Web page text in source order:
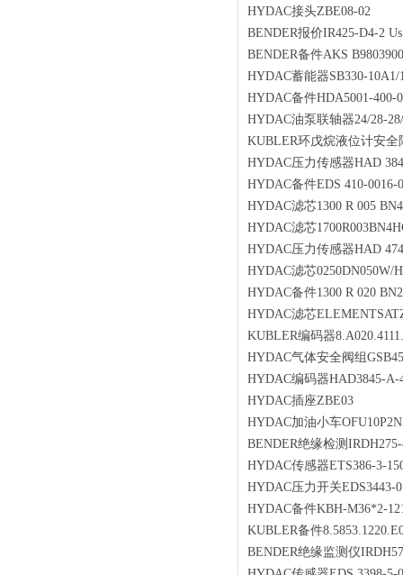
HYDAC接头ZBE08-02
BENDER报价IR425-D4-2
BENDER备件AKS
HYDAC蓄能器SB330-10A1/
HYDAC备件HDA5001-400-
HYDAC油泵联轴器24/28-
KUBLER环戊烷液位计安全
HYDAC压力传感器HAD
HYDAC备件EDS 410-0016-
HYDAC滤芯1300 R 005
HYDAC滤芯
HYDAC压力传感器HAD
HYDAC滤芯0250DN050W/
HYDAC备件1300 R 020
HYDAC滤芯
KUBLER编码器
HYDAC气体安全阀组
HYDAC编码器HAD3845-A-
HYDAC插座ZBE03
HYDAC加油小车
BENDER绝缘检测IRDH275-
HYDAC传感器ETS386-3-
HYDAC压力开关EDS3443-
HYDAC备件KBH-M36*2-
KUBLER备件
BENDER绝缘监测仪